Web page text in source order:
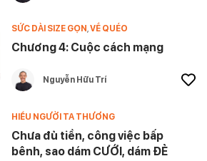
SỨC DÀI SIZE GỌN,VỀ QUÉO
Chương 4: Cuộc cách mạng
Nguyễn Hữu Trí
HIỂU NGƯỜI TA THƯƠNG
Chưa đủ tiền, công việc bấp
bênh, sao dám CƯỚI, dám ĐẺ